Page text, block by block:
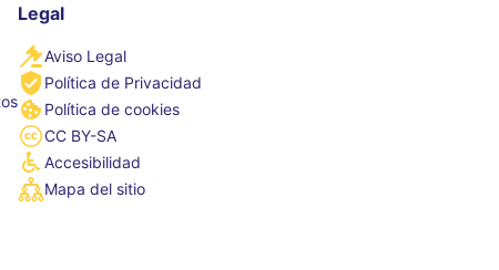
Legal
Aviso Legal
Política de Privacidad
Política de cookies
CC BY-SA
Accesibilidad
Mapa del sitio